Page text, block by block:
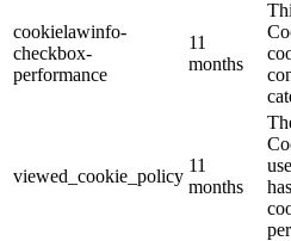
cookielawinfo-
checkbox-
performance
11
months
viewed_cookie_policy
11
months